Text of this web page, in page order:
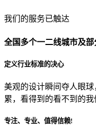
贵公司预算范围是？
贵公司的团队规模是？
目前主要的营销渠道是？
我们的服务已触达
全国多个一二线城市及
定义行业标准的决心
美观的设计瞬间夺人眼
累，看得到的看不到的我
专注、专业、值得信赖!